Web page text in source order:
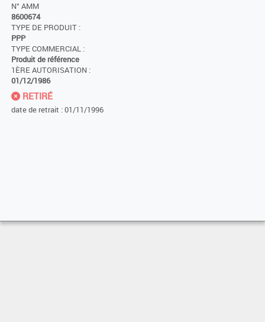
N° AMM
8600674
TYPE DE PRODUIT :
PPP
TYPE COMMERCIAL :
Produit de référence
1ÈRE AUTORISATION :
01/12/1986
RETIRÉ
date de retrait : 01/11/1996